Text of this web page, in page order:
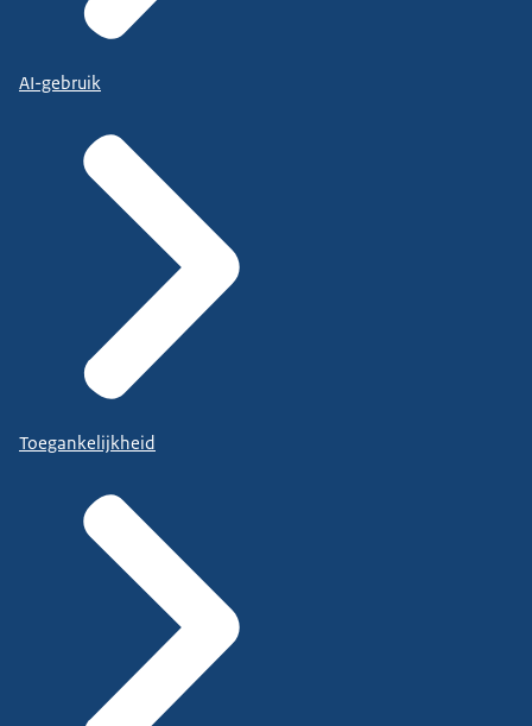
AI-gebruik
Toegankelijkheid